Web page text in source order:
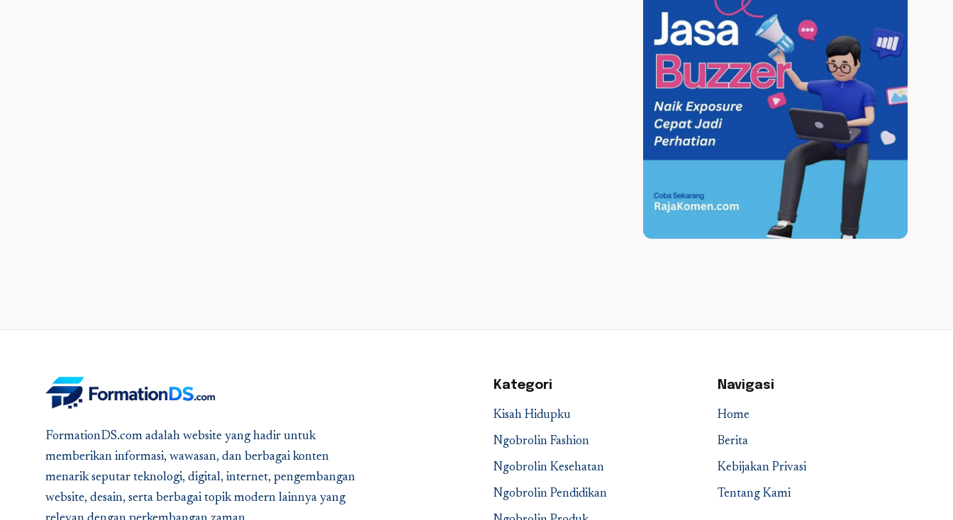
FormationDS.com adalah website yang hadir untuk
memberikan informasi, wawasan, dan berbagai konten
menarik seputar teknologi, digital, internet, pengembangan
website, desain, serta berbagai topik modern lainnya yang
Kategori
Kisah Hidupku
Ngobrolin Fashion
Ngobrolin Kesehatan
Ngobrolin Pendidikan
Navigasi
Home
Berita
Kebijakan Privasi
Tentang Kami